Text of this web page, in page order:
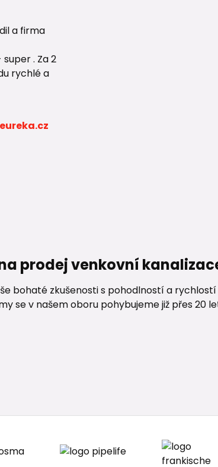
a firma
. Za 2
rychlé a
prodej venkovní
bohaté zkušenosti s pohodlností a
se v našem oboru pohybujeme již přes 20